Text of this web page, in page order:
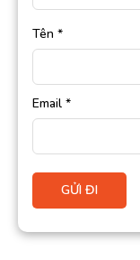
Tên *
Email *